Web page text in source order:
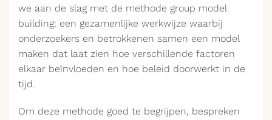
we aan de slag met de methode group model
building: een gezamenlijke werkwijze waarbij
onderzoekers en betrokkenen samen een model
maken dat laat zien hoe verschillende factoren
elkaar beïnvloeden en hoe beleid doorwerkt in de
tijd.
Om deze methode goed te begrijpen, bespreken